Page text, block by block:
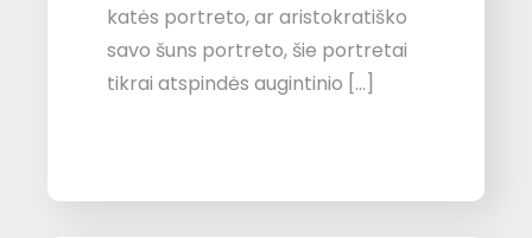
katės portreto, ar aristokratiško
savo šuns portreto, šie portretai
tikrai atspindės augintinio […]